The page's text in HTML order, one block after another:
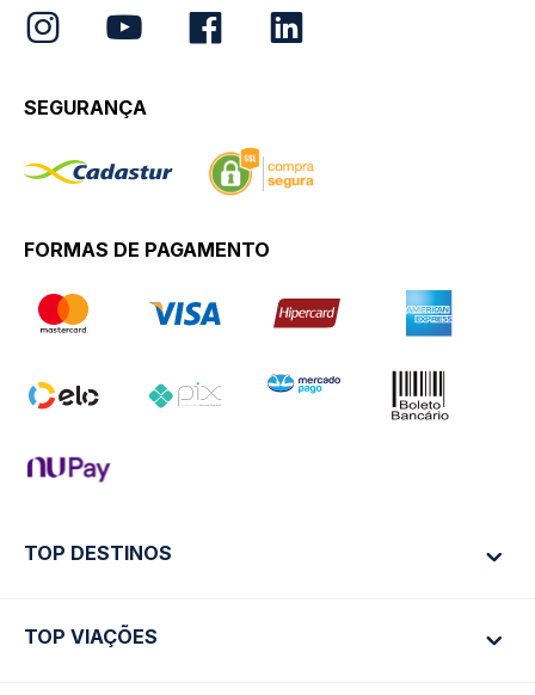
SEGURANÇA
FORMAS DE PAGAMENTO
TOP DESTINOS
Ônibus Rio de Janeiro
TOP VIAÇÕES